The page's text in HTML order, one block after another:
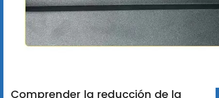
Comprender la reducción de la